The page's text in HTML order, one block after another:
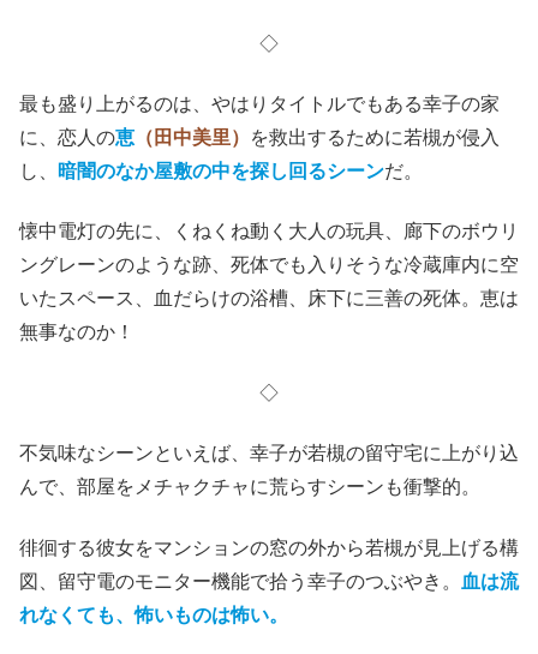
◇
最も盛り上がるのは、やはりタイトルでもある幸子の家
に、恋人の恵 （田中美里）
を救出するために若槻が侵入
し、
暗闇のなか屋敷の中を探し回るシーンだ。
懐中電灯の先に、くねくね動く大人の玩具、廊下のボウリ
ングレーンのような跡、死体でも入りそうな冷蔵庫内に空
いたスペース、血だらけの浴槽、床下に三善の死体。恵は
無事なのか！
◇
不気味なシーンといえば、幸子が若槻の留守宅に上がり込
んで、部屋をメチャクチャに荒らすシーンも衝撃的。
徘徊する彼女をマンションの窓の外から若槻が見上げる構
図、留守電のモニター機能で拾う幸子のつぶやき。
血は流
れなくても、怖いものは怖い。